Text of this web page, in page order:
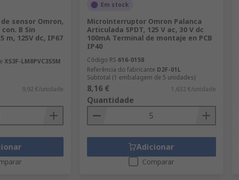
sensor Omron,
B Sin
m, 125V dc, IP67
XS3F-LM8PVC3S5M
9,92 €/unidade
Em stock
Microinterruptor Omron Palanca
Articulada SPDT, 125 V ac, 30 V dc
100mA Terminal de montaje en PCB
IP40
Código RS 616-0158
Referência do fabricante D2F-01L
Subtotal (1 embalagem de 5 unidades)
8,16 € 1,632 €/unidade
Quantidade
Adicionar
Comparar